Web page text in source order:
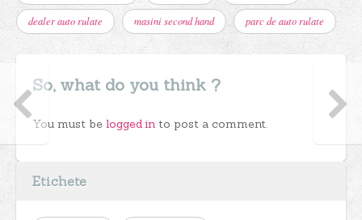
dealer auto rulate masini second hand parc de auto rulate
So, what do you think ?
You must be logged in to post a comment.
Etichete